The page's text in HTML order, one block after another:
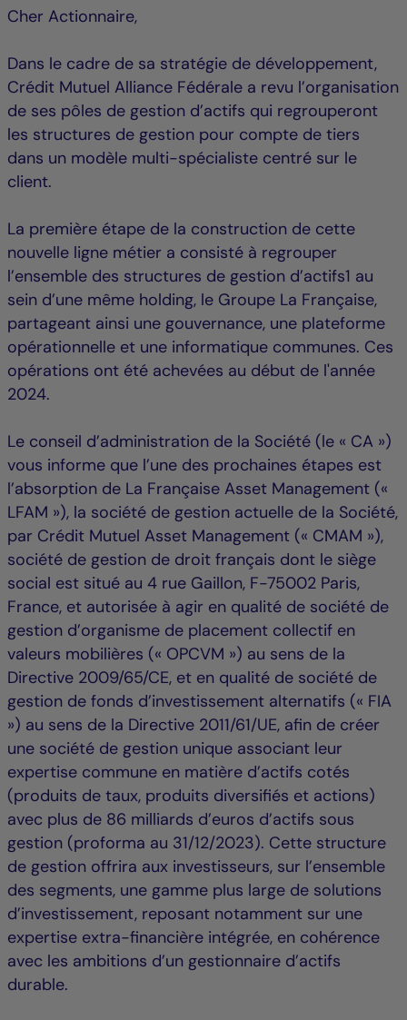
Cher Actionnaire,
Dans le cadre de sa stratégie de développement,
Crédit Mutuel Alliance Fédérale a revu l’organisation
de ses pôles de gestion d’actifs qui regrouperont
les structures de gestion pour compte de tiers
dans un modèle multi-spécialiste centré sur le
client.
La première étape de la construction de cette
nouvelle ligne métier a consisté à regrouper
l’ensemble des structures de gestion d’actifs1 au
sein d’une même holding, le Groupe La Française,
partageant ainsi une gouvernance, une plateforme
opérationnelle et une informatique communes. Ces
opérations ont été achevées au début de l'année
2024.
Le conseil d’administration de la Société (le « CA »)
vous informe que l’une des prochaines étapes est
l’absorption de La Française Asset Management («
LFAM »), la société de gestion actuelle de la Société,
par Crédit Mutuel Asset Management (« CMAM »),
société de gestion de droit français dont le siège
social est situé au 4 rue Gaillon, F-75002 Paris,
France, et autorisée à agir en qualité de société de
gestion d’organisme de placement collectif en
valeurs mobilières (« OPCVM ») au sens de la
Directive 2009/65/CE, et en qualité de société de
gestion de fonds d’investissement alternatifs (« FIA
») au sens de la Directive 2011/61/UE, afin de créer
une société de gestion unique associant leur
expertise commune en matière d’actifs cotés
(produits de taux, produits diversifiés et actions)
avec plus de 86 milliards d’euros d’actifs sous
gestion (proforma au 31/12/2023). Cette structure
de gestion offrira aux investisseurs, sur l’ensemble
des segments, une gamme plus large de solutions
d’investissement, reposant notamment sur une
expertise extra-financière intégrée, en cohérence
avec les ambitions d’un gestionnaire d’actifs
durable.